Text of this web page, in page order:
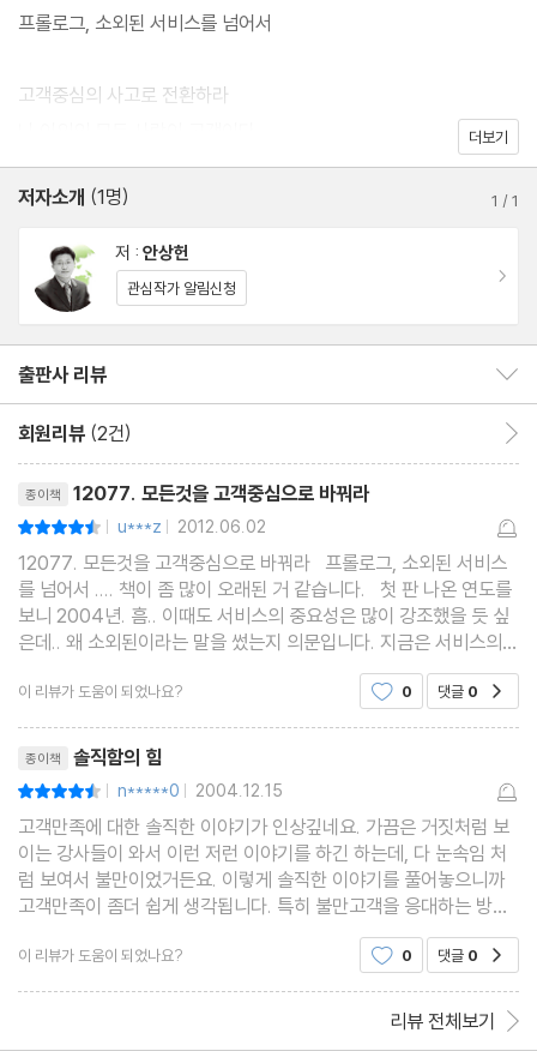
프롤로그, 소외된 서비스를 넘어서
고객중심의 사고로 전환하라
더보기
저자소개 (1명) 1 /1
저 : 안상헌
관심작가 알림신청
출판사 리뷰
회원리뷰 (2건)
종이책 12077. 모든것을 고객중심으로 바꿔라
| u***z | 2012.06.02
12077. 모든것을 고객중심으로 바꿔라 프롤로그, 소외된 서비스
를 넘어서 .... 책이 좀 많이 오래된 거 같습니다. 첫 판 나온 연도를
보니 2004년. 흠.. 이때도 서비스의 중요성은 많이 강조했을 듯 싶
은데.. 왜 소외된이라는 말을 썼는지 의문입니다. 지금은 서비스의
중요성에 대해선 아예 언급하는 경우도 찾기 힘듭니다. 기본이라는
거죠. 시간의 변화에 따
이 리뷰가 도움이 되었나요? 0 댓글 0
종이책 솔직함의 힘
| n*****0 | 2004.12.15
고객만족에 대한 솔직한 이야기가 인상깊네요. 가끔은 거짓처럼 보
이는 강사들이 와서 이런 저런 이야기를 하긴 하는데, 다 눈속임 처
럼 보여서 불만이었거든요. 이렇게 솔직한 이야기를 풀어놓으니까
고객만족이 좀더 쉽게 생각됩니다. 특히 불만고객을 응대하는 방법
좀 얇아서 쉽게 읽기는게 장점이기도
이 리뷰가 도움이 되었나요? 0 댓글 0
리뷰 전체보기